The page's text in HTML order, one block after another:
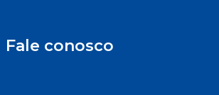
Fale conosco